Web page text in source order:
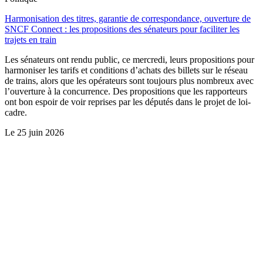
Harmonisation des titres, garantie de correspondance, ouverture de
SNCF Connect : les propositions des sénateurs pour faciliter les
trajets en train
Les sénateurs ont rendu public, ce mercredi, leurs propositions pour
harmoniser les tarifs et conditions d’achats des billets sur le réseau
de trains, alors que les opérateurs sont toujours plus nombreux avec
l’ouverture à la concurrence. Des propositions que les rapporteurs
ont bon espoir de voir reprises par les députés dans le projet de loi-
cadre.
Le 25 juin 2026